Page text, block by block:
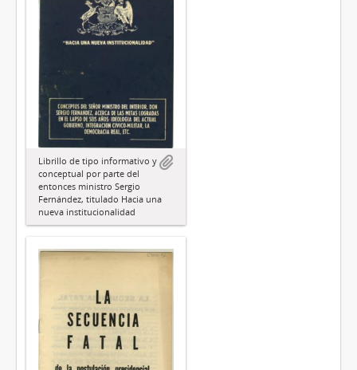
Librillo de tipo informativo y
conceptual por parte del
entonces ministro Sergio
Fernández, titulado Hacia una
nueva institucionalidad